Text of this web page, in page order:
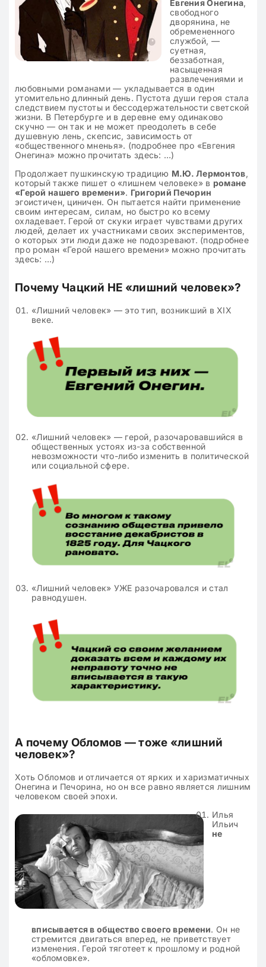
Евгения Онегина,
свободного
дворянина, не
обремененного
службой, —
суетная,
беззаботная,
насыщенная
развлечениями и
любовными романами — укладывается в один
утомительно длинный день. Пустота души героя стала
следствием пустоты и бессодержательности светской
жизни. В Петербурге и в деревне ему одинаково
скучно — он так и не может преодолеть в себе
душевную лень, скепсис, зависимость от
«общественного мненья». (подробнее про «Евгения
Онегина» можно прочитать здесь: …)
Продолжает пушкинскую традицию М.Ю. Лермонтов,
который также пишет о «лишнем человеке» в романе
«Герой нашего времени». Григорий Печорин
эгоистичен, циничен. Он пытается найти применение
своим интересам, силам, но быстро ко всему
охладевает. Герой от скуки играет чувствами других
людей, делает их участниками своих экспериментов,
о которых эти люди даже не подозревают. (подробнее
про роман «Герой нашего времени» можно прочитать
здесь: …)
Почему Чацкий НЕ «лишний человек»?
«Лишний человек» — это тип, возникший в XIX
веке.
«Лишний человек» — герой, разочаровавшийся в
общественных устоях из-за собственной
невозможности что-либо изменить в политической
или социальной сфере.
«Лишний человек» УЖЕ разочаровался и стал
равнодушен.
А почему Обломов — тоже «лишний
человек»?
Хоть Обломов и отличается от ярких и харизматичных
Онегина и Печорина, но он все равно является лишним
человеком своей эпохи.
Илья
Ильич
не
вписывается в общество своего времени. Он не
стремится двигаться вперед, не приветствует
изменения. Герой тяготеет к прошлому и родной
«обломовке».